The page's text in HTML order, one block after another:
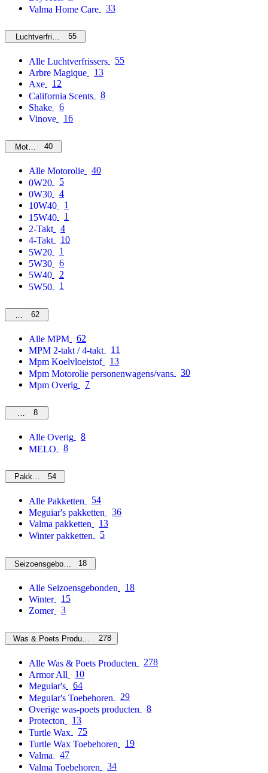
Valma Home Care
33
Luchtverfrissers55
Alle Luchtverfrissers
55
Arbre Magique
13
Axe
12
California Scents
8
Shake
6
Vinove
16
Motorolie40
Alle Motorolie
40
0W20
5
0W30
4
10W40
1
15W40
1
2-Takt
4
4-Takt
10
5W20
1
5W30
6
5W40
2
5W50
1
MPM62
Alle MPM
62
MPM 2-takt / 4-takt
11
Mpm Koelvloeistof
13
Mpm Motorolie personenwagens/vans
30
Mpm Overig
7
Overig
8
Alle Overig
8
MELO
8
Pakketten54
Alle Pakketten
54
Meguiar's pakketten
36
Valma pakketten
13
Winter pakketten
5
Seizoensgebonden18
Alle Seizoensgebonden
18
Winter
15
Zomer
3
Was & Poets Producten 278
Alle Was & Poets Producten
278
Armor All
10
Meguiar's
64
Meguiar's Toebehoren
29
Overige was-poets producten
8
Protecton
13
Turtle Wax
75
Turtle Wax Toebehoren
19
Valma
47
Valma Toebehoren
34